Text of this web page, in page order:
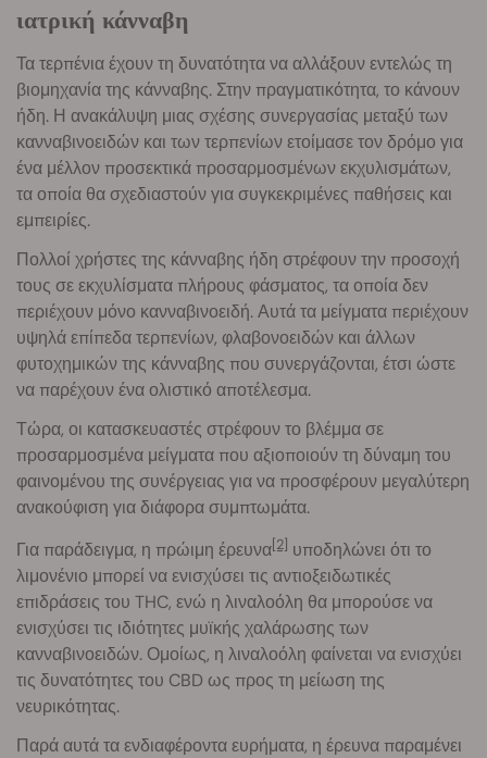
ιατρική κάνναβη
Τα τερπένια έχουν τη δυνατότητα να αλλάξουν εντελώς τη
βιομηχανία της κάνναβης. Στην πραγματικότητα, το κάνουν
ήδη. Η ανακάλυψη μιας σχέσης συνεργασίας μεταξύ των
κανναβινοειδών και των τερπενίων ετοίμασε τον δρόμο για
ένα μέλλον προσεκτικά προσαρμοσμένων εκχυλισμάτων,
τα οποία θα σχεδιαστούν για συγκεκριμένες παθήσεις και
εμπειρίες.
Πολλοί χρήστες της κάνναβης ήδη στρέφουν την προσοχή
τους σε εκχυλίσματα πλήρους φάσματος, τα οποία δεν
περιέχουν μόνο κανναβινοειδή. Αυτά τα μείγματα περιέχουν
υψηλά επίπεδα τερπενίων, φλαβονοειδών και άλλων
φυτοχημικών της κάνναβης που συνεργάζονται, έτσι ώστε
να παρέχουν ένα ολιστικό αποτέλεσμα.
Τώρα, οι κατασκευαστές στρέφουν το βλέμμα σε
προσαρμοσμένα μείγματα που αξιοποιούν τη δύναμη του
φαινομένου της συνέργειας για να προσφέρουν μεγαλύτερη
ανακούφιση για διάφορα συμπτωμάτα.
Για παράδειγμα, η πρώιμη έρευνα[2] υποδηλώνει ότι το
λιμονένιο μπορεί να ενισχύσει τις αντιοξειδωτικές
επιδράσεις του THC, ενώ η λιναλοόλη θα μπορούσε να
ενισχύσει τις ιδιότητες μυϊκής χαλάρωσης των
κανναβινοειδών. Ομοίως, η λιναλοόλη φαίνεται να ενισχύει
τις δυνατότητες του CBD ως προς τη μείωση της
νευρικότητας.
Παρά αυτά τα ενδιαφέροντα ευρήματα, η έρευνα παραμένει